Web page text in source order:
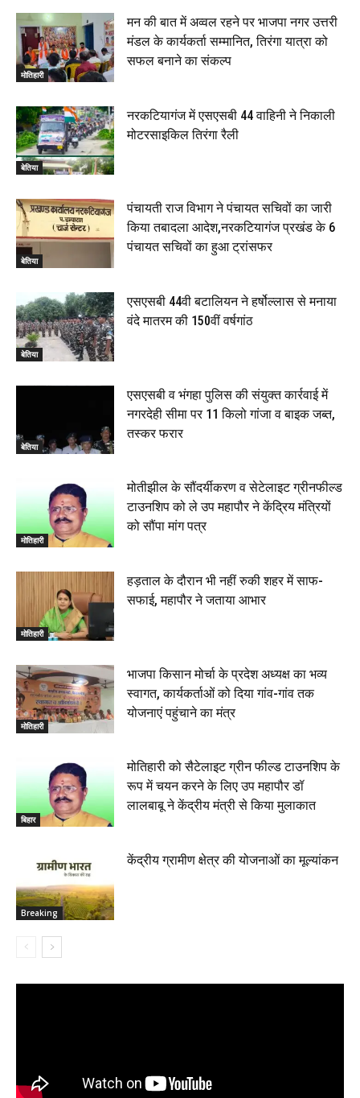
मोतिहारी
मन की बात में अव्वल रहने पर भाजपा नगर उत्तरी
मंडल के कार्यकर्ता सम्मानित, तिरंगा यात्रा को
सफल बनाने का संकल्प
बेतिया
नरकटियागंज में एसएसबी 44 वाहिनी ने निकाली
मोटरसाइकिल तिरंगा रैली
बेतिया
पंचायती राज विभाग ने पंचायत सचिवों का जारी
किया तबादला आदेश,नरकटियागंज प्रखंड के 6
पंचायत सचिवों का हुआ ट्रांसफर
बेतिया
एसएसबी 44वी बटालियन ने हर्षोल्लास से मनाया
वंदे मातरम की 150वीं वर्षगांठ
बेतिया
एसएसबी व भंगहा पुलिस की संयुक्त कार्रवाई में
नगरदेही सीमा पर 11 किलो गांजा व बाइक जब्त,
तस्कर फरार
मोतिहारी
मोतीझील के सौंदर्यीकरण व सेटेलाइट ग्रीनफील्ड
टाउनशिप को ले उप महापौर ने केंद्रिय मंत्रियों
को सौंपा मांग पत्र
मोतिहारी
हड़ताल के दौरान भी नहीं रुकी शहर में साफ-
सफाई, महापौर ने जताया आभार
मोतिहारी
भाजपा किसान मोर्चा के प्रदेश अध्यक्ष का भव्य
स्वागत, कार्यकर्ताओं को दिया गांव-गांव तक
योजनाएं पहुंचाने का मंत्र
बिहार
मोतिहारी को सैटेलाइट ग्रीन फील्ड टाउनशिप के
रूप में चयन करने के लिए उप महापौर डॉ
लालबाबू ने केंद्रीय मंत्री से किया मुलाकात
Breaking
केंद्रीय ग्रामीण क्षेत्र की योजनाओं का मूल्यांकन